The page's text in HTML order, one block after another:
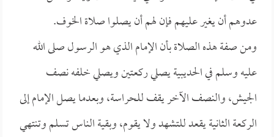
عدوهم أن يغير عليهم فإن لهم أن يصلوا صلاة الخوف.
ومن صفة هذه الصلاة بأن الإمام الذي هو الرسول صلى الله
عليه وسلم في الحديبية يصلي ركعتين ويصلي خلفه نصف
الجيش، والنصف الآخر يقف للحراسة، وبعدما يصل الإمام إلى
الركعة الثانية يقعد للتشهد ولا يقوم، وبقية الناس تسلم وتنتهي